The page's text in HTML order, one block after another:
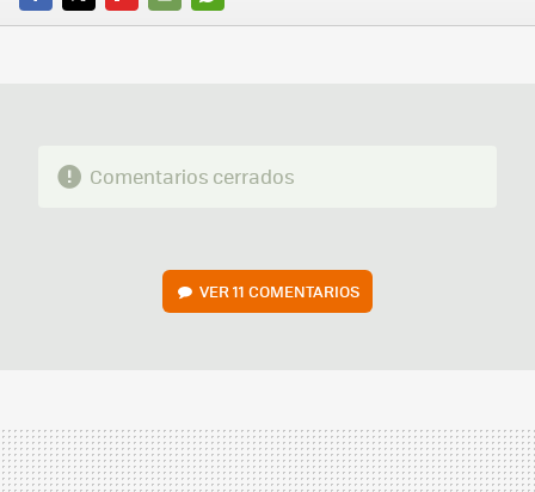
FACEBOOK
TWITTERFLIPBOARD
E-
WHATSAPP
Comentarios cerrados
VER11 COMENTARIOS